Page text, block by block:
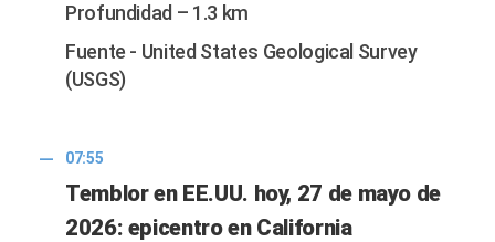
Profundidad – 1.3 km
Fuente - United States Geological Survey
(USGS)
07:55
Temblor en EE.UU. hoy, 27 de mayo de
2026: epicentro en California